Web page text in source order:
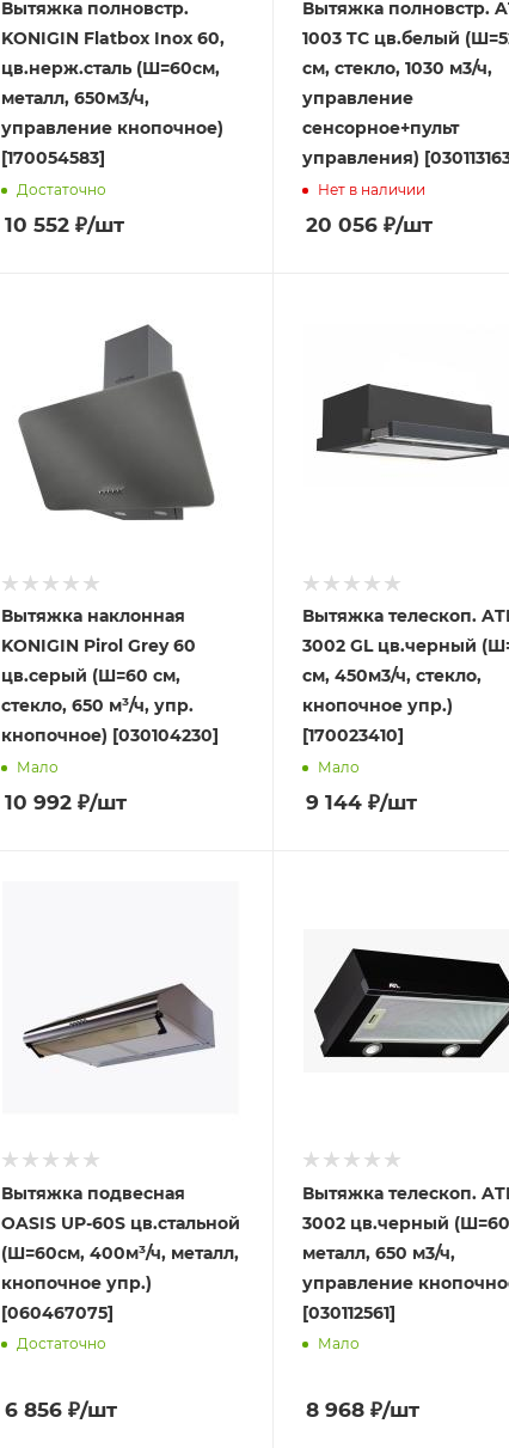
Вытяжка полновстр.
KONIGIN Flatbox Inox 60,
цв.нерж.сталь (Ш=60см,
металл, 650м3/ч,
управление кнопочное)
[170054583]
Достаточно
10 552₽/шт
Вытяжка полновстр.
1003 TC цв.белый
см, стекло, 1030 м3/ч,
управление
сенсорное+пульт
управления)
Нет в наличии
20 056₽/шт
Вытяжка наклонная
KONIGIN Pirol Grey 60
цв.серый (Ш=60 см,
стекло, 650 м³/ч, упр.
кнопочное) [030104230]
Мало
10 992₽/шт
Вытяжка телескоп.
3002 GL цв.черный
см, 450м3/ч, стекло,
кнопочное упр.)
[170023410]
Мало
9 144₽/шт
Вытяжка подвесная
ОASIS UP-60S цв.стальной
(Ш=60см, 400м³/ч, металл,
кнопочное упр.)
[060467075]
Достаточно
6 856₽/шт
Вытяжка телескоп.
3002 цв.черный
металл, 650 м3/ч,
управление
[030112561]
Мало
8 968₽/шт